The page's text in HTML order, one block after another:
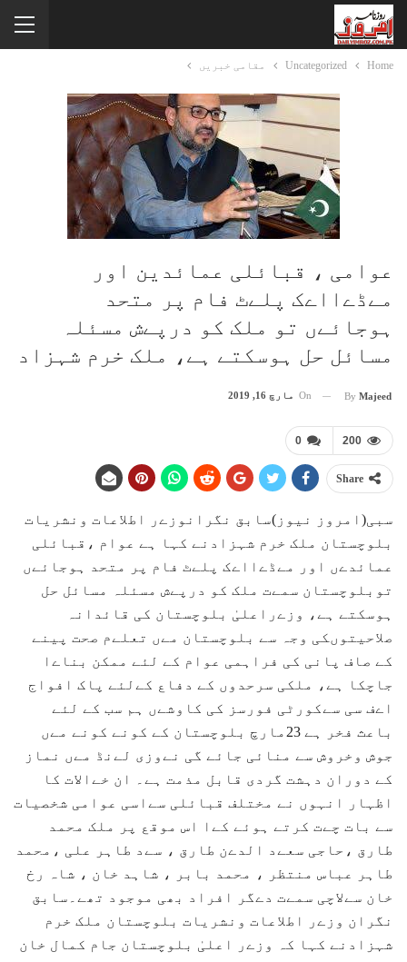
Home
Uncategorized مقامی خبریں
عوامی ، قبائلی عمائدین اور
مےڈےااےک پلےٹ فام پر متحد
ہوجائےں تو ملک کو درپےش مسئلہ
مسائل حل ہوسکتے ہے، ملک خرم شہزاد
By Majeed
On مارچ 16, 2019
0 200
Share
سبی(امروز نیوز)سابق نگرانوزےر اطلاعات ونشریات
بلوچستان ملک خرم شہزادنے کہا ہے عوام ،قبائلی
عمائدےں اور مےڈےااےک پلےٹ فام پر متحد ہوجائےں
توبلوچستان سمےت ملک کو درپےش مسئلہ مسائل حل
ہوسکتے ہے، وزےراعلیٰ بلوچستان کی قائدانہ
صلاحیتوںکی وجہ سے بلوچستان مےں تعلےم صحت پینے
کے صاف پانی کی فراہمی عوام کے لئے ممکن بناےا
جاچکا ہے، ملکی سرحدوں کے دفاع کےلئے پاک افواج
اےف سی سےکورٹی فورسز کی کاوشےں ہم سب کے لئے
باعث فخر ہے 23مارچ بلوچستان کے کونے کونے مےں
جوش وخروش سے منائی جائے گی نےوزی لےنڈ مےں نماز
کے دوران دہشت گردی قابل مذمت ہے۔ ان خےالات کا
اظہار انہوں نے مختلف قبائلی سےاسی عوامی شخصیات
سے بات چےت کرتے ہوئے کےا اس موقع پر ملک محمد
طارق ،حاجی سعےد الدےن طارق ، سےد طاہر علی ،محمد
طاہر عباس منتظر ، محمد بابر ، شاہد خان ، شاہ رخ
خان سےلاچی سمےت دےگر افراد بھی موجود تھے۔سابق
نگران وزےر اطلاعات ونشریات بلوچستان ملک خرم
شہزادنے کہا کہ وزےر اعلیٰ بلوچستان جام کمال خان